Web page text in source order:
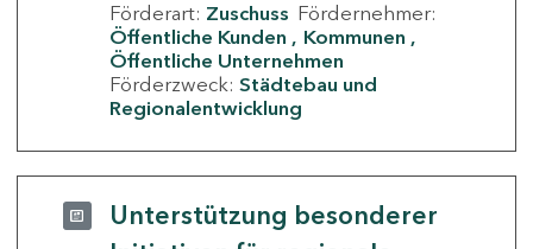
Förderart: Zuschuss Fördernehmer:
Öffentliche Kunden
Kommunen
Öffentliche Unternehmen
Förderzweck: Städtebau und
Regionalentwicklung
Unterstützung besonderer